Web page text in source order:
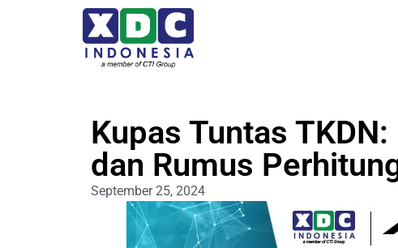
Kupas Tuntas
dan Rumus
September 25, 2024